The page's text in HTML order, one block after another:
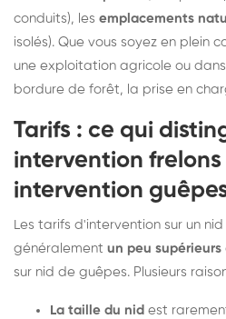
conduits), les emplacements
isolés). Que vous soyez en plein
une exploitation agricole ou
bordure de forêt, la prise en
Tarifs : ce qui
intervention frelons
intervention
Les tarifs d'intervention sur un
généralement un peu supérieurs
sur nid de guêpes. Plusieurs
La taille du nid est